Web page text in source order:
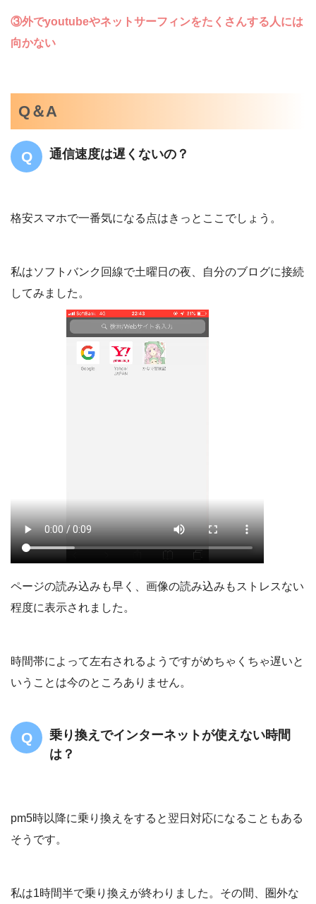
③外でyoutubeやネットサーフィンをたくさんする人には
向かない
Q＆A
通信速度は遅くないの？
格安スマホで一番気になる点はきっとここでしょう。
私はソフトバンク回線で土曜日の夜、自分のブログに接続
してみました。
ページの読み込みも早く、画像の読み込みもストレスない
程度に表示されました。
時間帯によって左右されるようですがめちゃくちゃ遅いと
いうことは今のところありません。
乗り換えでインターネットが使えない時間
は？
pm5時以降に乗り換えをすると翌日対応になることもある
そうです。
私は1時間半で乗り換えが終わりました。その間、圏外な